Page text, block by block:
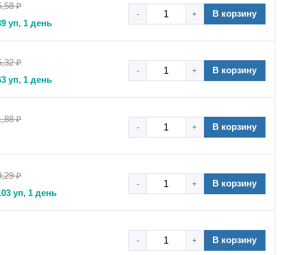
трасс и фиксации различных элементов. Нейлон 6.6
цвет стяжек обеспечивает повышенную УФ-
храповый механизм позволяет надежно
для профессионального использования, обеспечивая
наружного применения.
КСС KrepezhOpt в корзину — получите качественное
₽
уп, 1 день
- + В корзину
₽
уп, 1 день
- + В корзину
₽
- + В корзину
₽
уп, 1 день
- + В корзину
- + В корзину